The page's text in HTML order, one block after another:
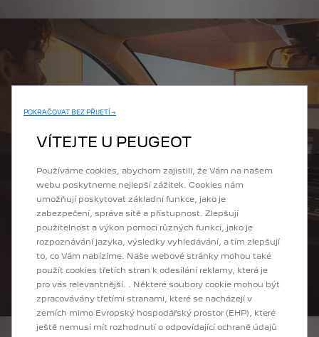
Předchozí
POKRAČOVAT BEZ PŘIJETÍ →
VÍTEJTE U PEUGEOT
Používáme cookies, abychom zajistili, že Vám na našem
webu poskytneme nejlepší zážitek. Cookies nám
umožňují poskytovat základní funkce, jako je
zabezpečení, správa sítě a přístupnost. Zlepšují
použitelnost a výkon pomocí různých funkcí, jako je
rozpoznávání jazyka, výsledky vyhledávání, a tím zlepšují
to, co Vám nabízíme. Naše webové stránky mohou také
použít cookies třetích stran k odesílání reklamy, která je
pro vás relevantnější. . Některé soubory cookie mohou být
zpracovávány třetími stranami, které se nacházejí v
zemích mimo Evropský hospodářský prostor (EHP), které
ještě nemusí mít rozhodnutí o odpovídající ochraně údajů